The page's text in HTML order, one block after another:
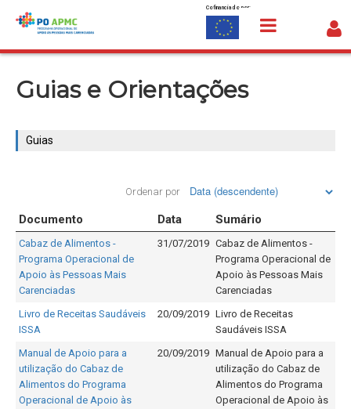
Saltar para o conteúdo
Cofinanciado por:
Guias e Orientações
Guias
Ordenar por
Documento Data Sumário
Cabaz de Alimentos -
Programa Operacional de
Apoio às Pessoas Mais
Carenciadas
31/07/2019 Cabaz de Alimentos -
Programa Operacional de
Apoio às Pessoas Mais
Carenciadas
Livro de Receitas Saudáveis
ISSA
20/09/2019 Livro de Receitas
Saudáveis ISSA
Manual de Apoio para a
utilização do Cabaz de
Alimentos do Programa
Operacional de Apoio às
20/09/2019 Manual de Apoio para a
utilização do Cabaz de
Alimentos do Programa
Operacional de Apoio às